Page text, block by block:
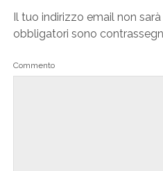
Il tuo indirizzo email non
obbligatori sono
Commento